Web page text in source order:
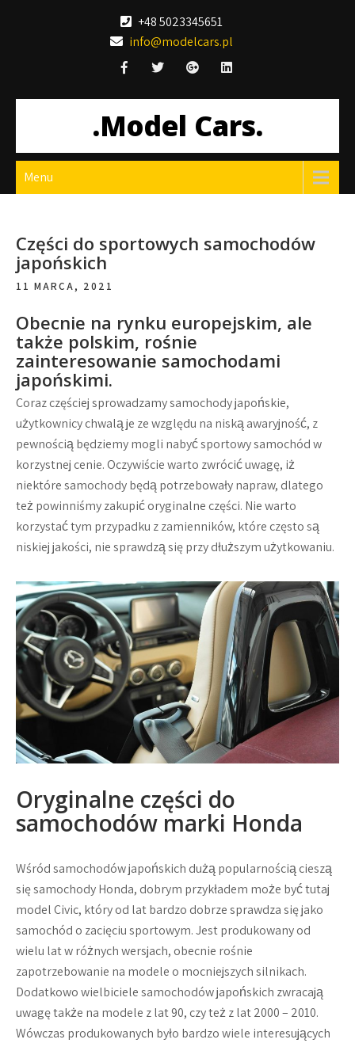
+48 5023345651
info@modelcars.pl
.Model Cars.
Menu
Części do sportowych samochodów
japońskich
11 MARCA, 2021
Obecnie na rynku europejskim, ale
także polskim, rośnie
zainteresowanie samochodami
japońskimi.
Coraz częściej sprowadzamy samochody japońskie,
użytkownicy chwalą je ze względu na niską awaryjność, z
pewnością będziemy mogli nabyć sportowy samochód w
korzystnej cenie. Oczywiście warto zwrócić uwagę, iż
niektóre samochody będą potrzebowały napraw, dlatego
też powinniśmy zakupić oryginalne części. Nie warto
korzystać tym przypadku z zamienników, które często są
niskiej jakości, nie sprawdzą się przy dłuższym użytkowaniu.
Oryginalne części do
samochodów marki Honda
Wśród samochodów japońskich dużą popularnością cieszą
się samochody Honda, dobrym przykładem może być tutaj
model Civic, który od lat bardzo dobrze sprawdza się jako
samochód o zacięciu sportowym. Jest produkowany od
wielu lat w różnych wersjach, obecnie rośnie
zapotrzebowanie na modele o mocniejszych silnikach.
Dodatkowo wielbiciele samochodów japońskich zwracają
uwagę także na modele z lat 90, czy też z lat 2000 – 2010.
Wówczas produkowanych było bardzo wiele interesujących